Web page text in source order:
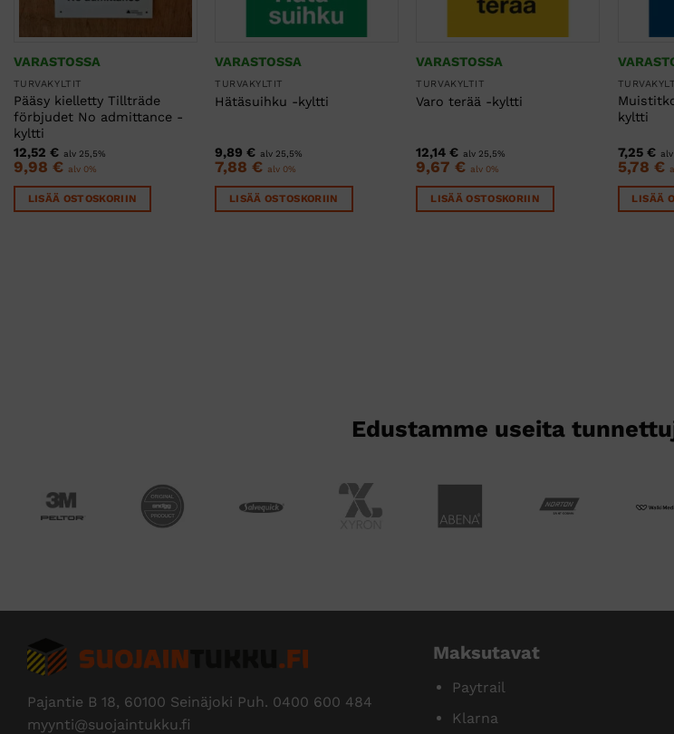
VARASTOSSA
TURVAKYLTIT
Pääsy kielletty Tillträde
förbjudet No admittance -
kyltti
12,52 € alv 25,5%
9,98 € alv 0%
LISÄÄ OSTOSKORIIN
VARASTOSSA
TURVAKYLTIT
Hätäsuihku -kyltti
9,89€ alv 25,5%
7,88€ alv 0%
LISÄÄ OSTOSKORIIN
VARASTOSSA
TURVAKYLTIT
Varo terää -kyltti
12,14€ alv 25,5%
9,67€ alv 0%
LISÄÄ OSTOSKORIIN
kyltti
7,25 €
5,78 €
LISÄÄ
Edustamme useita
Pajantie B 18, 60100 Seinäjoki Puh. 0400 600 484
myynti@suojaintukku.fi
Maksutavat
Paytrail
Klarna